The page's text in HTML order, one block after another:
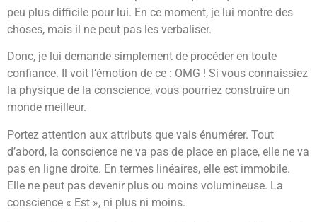
peu plus difficile pour lui. En ce moment, je lui montre des
choses, mais il ne peut pas les verbaliser.
Donc, je lui demande simplement de procéder en toute
confiance. Il voit l’émotion de ce : OMG ! Si vous connaissiez
la physique de la conscience, vous pourriez construire un
monde meilleur.
Portez attention aux attributs que vais énumérer. Tout
d’abord, la conscience ne va pas de place en place, elle ne va
pas en ligne droite. En termes linéaires, elle est immobile.
Elle ne peut pas devenir plus ou moins volumineuse. La
conscience « Est », ni plus ni moins.